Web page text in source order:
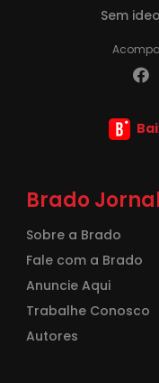
Sem
Brado
Sobre a Brado
Fale com a Brado
Anuncie Aqui
Trabalhe Conosco
Autores